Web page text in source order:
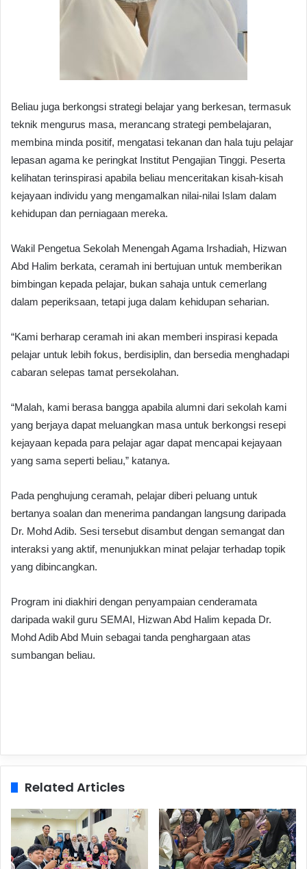
Beliau juga berkongsi strategi belajar yang berkesan, termasuk
teknik mengurus masa, merancang strategi pembelajaran,
membina minda positif, mengatasi tekanan dan hala tuju pelajar
lepasan agama ke peringkat Institut Pengajian Tinggi. Peserta
kelihatan terinspirasi apabila beliau menceritakan kisah-kisah
kejayaan individu yang mengamalkan nilai-nilai Islam dalam
kehidupan dan perniagaan mereka.
Wakil Pengetua Sekolah Menengah Agama Irshadiah, Hizwan
Abd Halim berkata, ceramah ini bertujuan untuk memberikan
bimbingan kepada pelajar, bukan sahaja untuk cemerlang
dalam peperiksaan, tetapi juga dalam kehidupan seharian.
“Kami berharap ceramah ini akan memberi inspirasi kepada
pelajar untuk lebih fokus, berdisiplin, dan bersedia menghadapi
cabaran selepas tamat persekolahan.
“Malah, kami berasa bangga apabila alumni dari sekolah kami
yang berjaya dapat meluangkan masa untuk berkongsi resepi
kejayaan kepada para pelajar agar dapat mencapai kejayaan
yang sama seperti beliau,” katanya.
Pada penghujung ceramah, pelajar diberi peluang untuk
bertanya soalan dan menerima pandangan langsung daripada
Dr. Mohd Adib. Sesi tersebut disambut dengan semangat dan
interaksi yang aktif, menunjukkan minat pelajar terhadap topik
yang dibincangkan.
Program ini diakhiri dengan penyampaian cenderamata
daripada wakil guru SEMAI, Hizwan Abd Halim kepada Dr.
Mohd Adib Abd Muin sebagai tanda penghargaan atas
sumbangan beliau.
Related Articles